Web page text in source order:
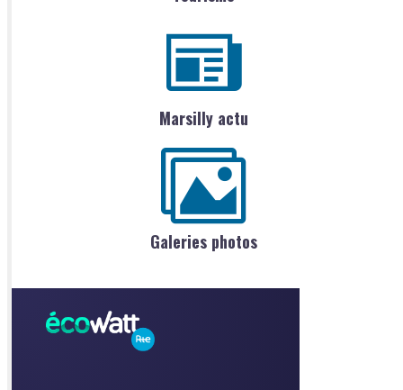
Marsilly actu
Galeries photos